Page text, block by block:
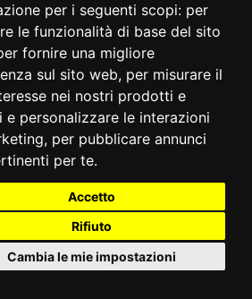
per i seguenti scopi: per
le funzionalità di base del sito
fornire una migliore
sul sito web, per misurare il
nei nostri prodotti e
e personalizzare le interazioni
, per pubblicare annunci
per te.
Accetto
Rifiuto
Cambia le mie impostazioni
odr
fatturazione
elettronica
scelta spettacoli in
abbonamento